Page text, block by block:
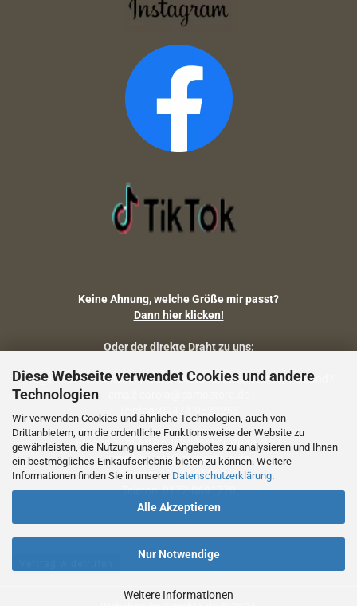
Diese Webseite verwendet Cookies und andere
Technologien
Wir verwenden Cookies und ähnliche Technologien, auch von
Drittanbietern, um die ordentliche Funktionsweise der Website zu
gewährleisten, die Nutzung unseres Angebotes zu analysieren und Ihnen
ein bestmögliches Einkaufserlebnis bieten zu können. Weitere
Informationen finden Sie in unserer Datenschutzerklärung.
Alle Akzeptieren
Nur Notwendige
Weitere Informationen
Keine Ahnung, welche Größe mir passt?
Dann hier klicken!
Oder der direkte Draht zu uns:
Fragen zu Artikelmaßen, Warenbestand, Lieferstatus, Versand?
Telefon: 09474-9523253
Fragen zum Artikel (Größenberatung etc.)
email: holger@camostore.de
Telefon: 09474-9523253
Telefon: 0172-8691770